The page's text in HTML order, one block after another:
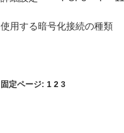
使用する暗号化接続の種
固定ページ: 1 2 3